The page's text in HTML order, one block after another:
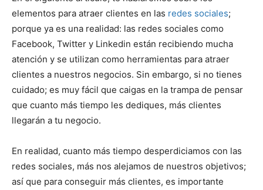
elementos para atraer clientes en las redes sociales;
porque ya es una realidad: las redes sociales como
Facebook, Twitter y Linkedin están recibiendo mucha
atención y se utilizan como herramientas para atraer
clientes a nuestros negocios. Sin embargo, si no tienes
cuidado; es muy fácil que caigas en la trampa de pensar
que cuanto más tiempo les dediques, más clientes
llegarán a tu negocio.
En realidad, cuanto más tiempo desperdiciamos con las
redes sociales, más nos alejamos de nuestros objetivos;
así que para conseguir más clientes, es importante